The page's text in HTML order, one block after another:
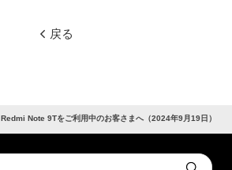
戻る
Redmi Note 9Tをご利用中のお客さまへ（2024年9月19日）